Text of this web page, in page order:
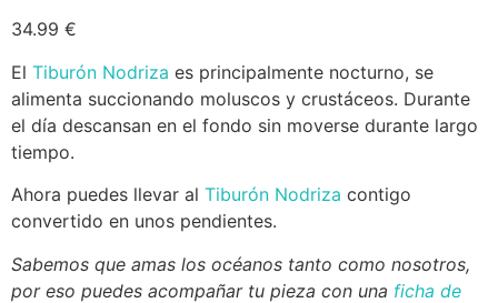
34.99 €
El Tiburón Nodriza es principalmente nocturno, se
alimenta succionando moluscos y crustáceos. Durante
el día descansan en el fondo sin moverse durante largo
tiempo.
Ahora puedes llevar al Tiburón Nodriza contigo
convertido en unos pendientes.
Sabemos que amas los océanos tanto como nosotros,
por eso puedes acompañar tu pieza con una ficha de